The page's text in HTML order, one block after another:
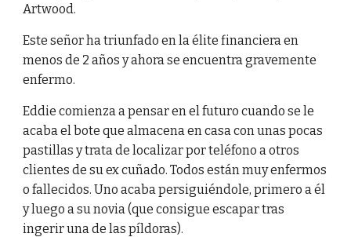
Artwood.
Este señor ha triunfado en la élite financiera en
menos de 2 años y ahora se encuentra gravemente
enfermo.
Eddie comienza a pensar en el futuro cuando se le
acaba el bote que almacena en casa con unas pocas
pastillas y trata de localizar por teléfono a otros
clientes de su ex cuñado. Todos están muy enfermos
o fallecidos. Uno acaba persiguiéndole, primero a él
y luego a su novia (que consigue escapar tras
ingerir una de las píldoras).